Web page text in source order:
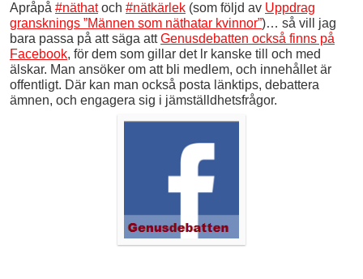
Apråpå #näthatoch #nätkärlek (som följd av Uppdrag
gransknings ”Männen som näthatar kvinnor”)… så vill jag
bara passa på att säga attGenusdebatten också finns på
Facebook, för dem som gillar det lr kanske till och med
älskar. Man ansöker om att bli medlem, och innehållet är
offentligt. Där kan man också posta länktips, debattera
ämnen, och engagera sig i jämställdhetsfrågor.